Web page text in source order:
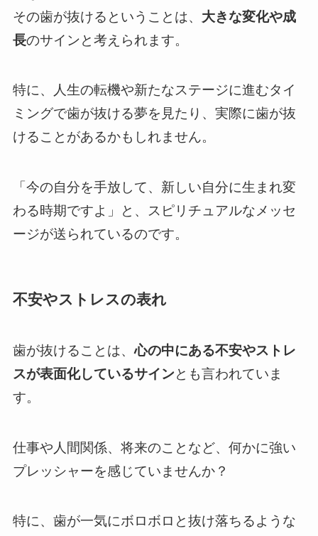
その歯が抜けるということは、 大きな変化や成
長のサインと考えられます。
特に、人生の転機や新たなステージに進むタイ
ミングで歯が抜ける夢を見たり、実際に歯が抜
けることがあるかもしれません。
「今の自分を手放して、新しい自分に生まれ変
わる時期ですよ」と、スピリチュアルなメッセ
ージが送られているのです。
不安やストレスの表れ
歯が抜けることは、心の中にある不安やストレ
スが表面化しているサインとも言われていま
す。
仕事や人間関係、将来のことなど、何かに強い
プレッシャーを感じていませんか？
特に、歯が一気にボロボロと抜け落ちるような